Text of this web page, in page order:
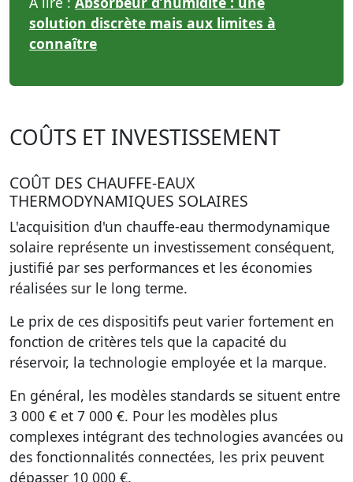
solution discrète mais aux limites à
connaître
COÛTS ET INVESTISSEMENT
COÛT DES CHAUFFE-EAUX
THERMODYNAMIQUES SOLAIRES
L'acquisition d'un chauffe-eau thermodynamique
solaire représente un investissement conséquent,
justifié par ses performances et les économies
réalisées sur le long terme.
Le prix de ces dispositifs peut varier fortement en
fonction de critères tels que la capacité du
réservoir, la technologie employée et la marque.
En général, les modèles standards se situent entre
3 000 € et 7 000 €. Pour les modèles plus
complexes intégrant des technologies avancées ou
des fonctionnalités connectées, les prix peuvent
dépasser 10 000 €.